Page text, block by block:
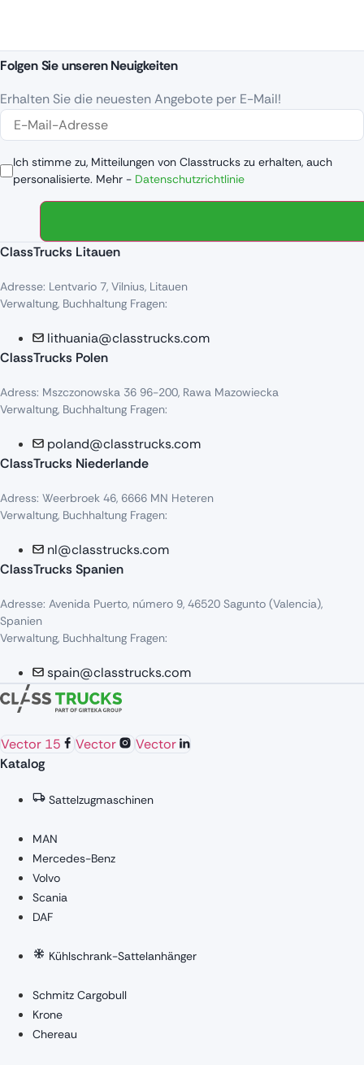
Folgen Sie unseren Neuigkeiten
Erhalten Sie die neuesten Angebote per E-Mail!
Ich stimme zu, Mitteilungen von Classtrucks zu erhalten, auch
personalisierte. Mehr - Datenschutzrichtlinie
ClassTrucks Litauen
Adresse: Lentvario 7, Vilnius, Litauen
Verwaltung, Buchhaltung Fragen:
lithuania@classtrucks.com
ClassTrucks Polen
Adress: Mszczonowska 36 96-200, Rawa Mazowiecka
Verwaltung, Buchhaltung Fragen:
poland@classtrucks.com
ClassTrucks Niederlande​
Adress: Weerbroek 46, 6666 MN Heteren
Verwaltung, Buchhaltung Fragen:
nl@classtrucks.com
ClassTrucks Spanien
Adresse: Avenida Puerto, número 9, 46520 Sagunto (Valencia),
Spanien
Verwaltung, Buchhaltung Fragen:
spain@classtrucks.com
Vector 15 Vector
Vector
Katalog
Sattelzugmaschinen
MAN
Mercedes-Benz
Volvo
Scania
DAF
Kühlschrank-Sattelanhänger
Schmitz Cargobull
Krone
Chereau